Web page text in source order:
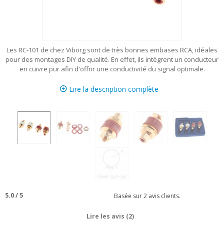
Les RC-101 de chez Viborg sont de très bonnes embases RCA, idéales
pour des montages DIY de qualité. En effet, ils intègrent un conducteur
en cuivre pur afin d'offrir une conductivité du signal optimale.
Lire la description complète
5.0/ 5 Basée sur2 avis clients.
Lire les avis (2)